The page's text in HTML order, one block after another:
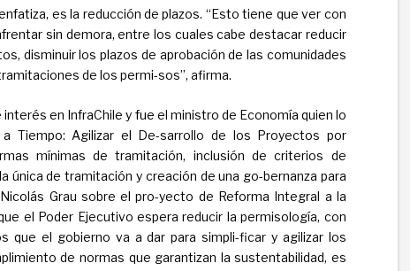
es la reducción de plazos. “Esto tiene que ver con
sin demora, entre los cuales cabe destacar reducir
disminuir los plazos de aprobación de las comunidades
de los permi-sos”, afirma.
en InfraChile y fue el ministro de Economía quien lo
Tiempo: Agilizar el De-sarrollo de los Proyectos por
mínimas de tramitación, inclusión de criterios de
única de tramitación y creación de una go-bernanza para
Grau sobre el pro-yecto de Reforma Integral a la
el Poder Ejecutivo espera reducir la permisología, con
que el gobierno va a dar para simpli-ficar y agilizar los
de normas que garantizan la sustentabilidad, es